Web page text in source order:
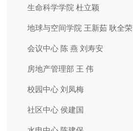
生命科学学院 杜立颖
地球与空间学院 王新茹 耿全荣
会议中心 陈 燕 刘寿安
房地产管理部 王 伟
校园中心 刘凤梅
社区中心 侯建国